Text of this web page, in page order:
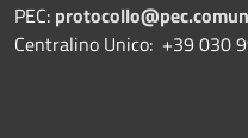
PEC:
Centralino Unico: +39 030